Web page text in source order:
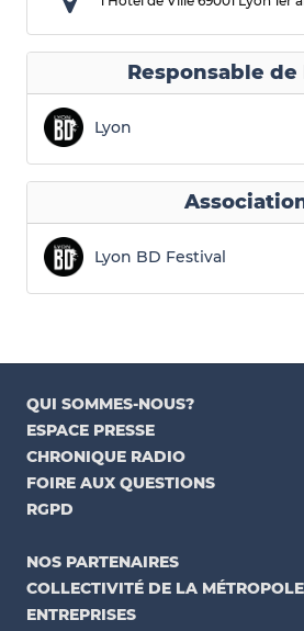
Responsable
Lyon
Lyon BD Festival
QUI SOMMES-NOUS?
ESPACE PRESSE
CHRONIQUE RADIO
FOIRE AUX QUESTIONS
RGPD
NOS PARTENAIRES
COLLECTIVITÉ DE LA MÉTROPOLE
ENTREPRISES